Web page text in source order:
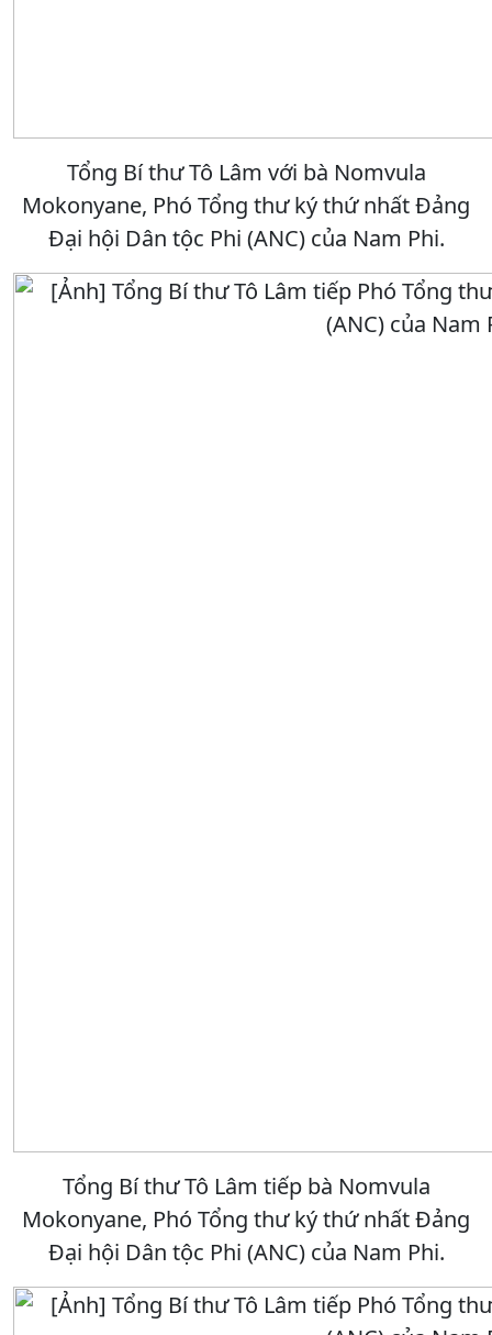
Tổng Bí thư Tô Lâm với bà Nomvula
Mokonyane, Phó Tổng thư ký thứ nhất Đảng
Đại hội Dân tộc Phi (ANC) của Nam Phi.
Tổng Bí thư Tô Lâm tiếp bà Nomvula
Mokonyane, Phó Tổng thư ký thứ nhất Đảng
Đại hội Dân tộc Phi (ANC) của Nam Phi.